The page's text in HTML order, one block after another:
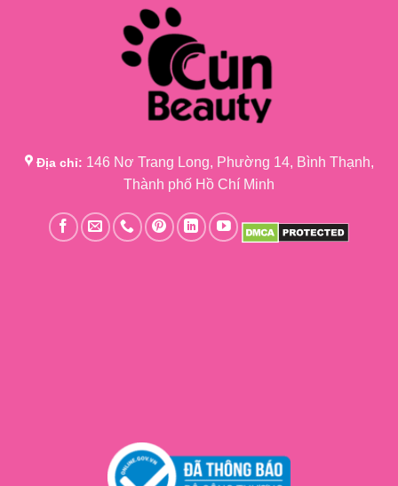
Địa chỉ: 146 Nơ Trang Long, Phường 14, Bình Thạnh,
Thành phố Hồ Chí Minh